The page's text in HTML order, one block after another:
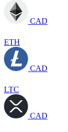
CAD
ETH
CAD
LTC
CAD